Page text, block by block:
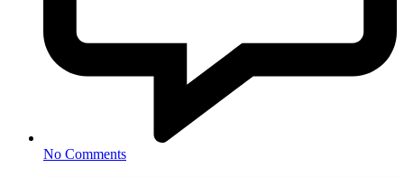
No Comments